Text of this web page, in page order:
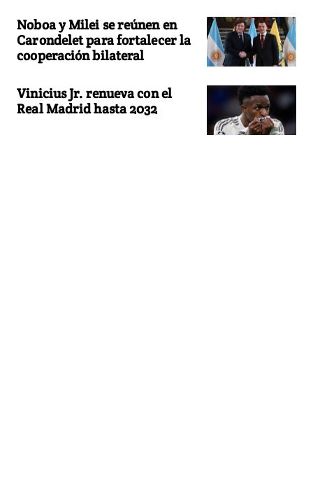
Noboa y Milei se reúnen en
Carondelet para fortalecer la
cooperación bilateral
Vinicius Jr. renueva con el
Real Madrid hasta 2032